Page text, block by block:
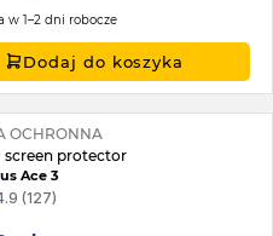
w 1–2 dni robocze
Dodaj do koszyka
OCHRONNA
screen protector
Ace 3
(127)